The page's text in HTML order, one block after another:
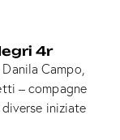
4r
Campo,
– compagne
iniziate